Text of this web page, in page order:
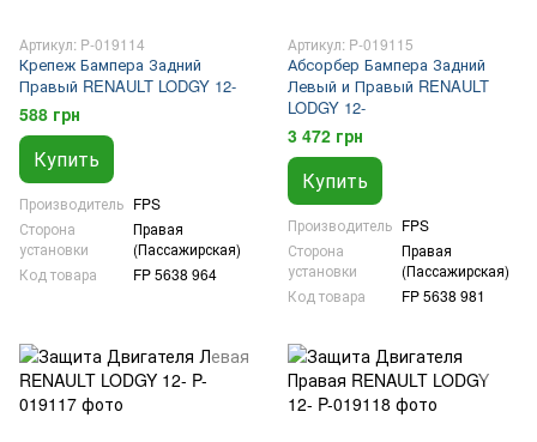
Артикул: P-019114
Крепеж Бампера Задний
Правый RENAULT LODGY 12-
588 грн
Купить
Производитель FPS
Сторона
установки
Правая
(Пассажирская)
Код товара
FP 5638 964
Артикул: P-019115
Абсорбер Бампера Задний
Левый и Правый RENAULT
LODGY 12-
3 472 грн
Купить
Производитель FPS
Сторона
установки
Правая
(Пассажирская)
Код товара
FP 5638 981